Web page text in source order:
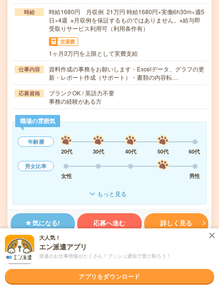
時給
時給1680円 月収例 21万円 時給1680円×実働6h30m×週5
日×4週 ※月収例を保証するものではありません。※給与即
受取りサービス利用可（利用条件有）
交通費
1ヶ月3万円を上限として実費支給
仕事内容
資料作成の事務をお願いします・Excelデータ、グラフの更
新・レポート作成（サポート）・書類の内容転…
応募資格
ブランクOK / 英語力不要
事務の経験がある方
職場の雰囲気
年齢層
20代
30代 40代 50代
60代
男女比率
女性
男性
もっと見る
気になる! 応募へ進む 詳しく見る
派遣会社 株式会社リクルートスタッフィング
未読 掲載日 2026/08/07
大人気！
エン派遣アプリ
派遣のお仕事情報がたくさん！プッシュ通知で受け取ろう！
アプリをダウンロード